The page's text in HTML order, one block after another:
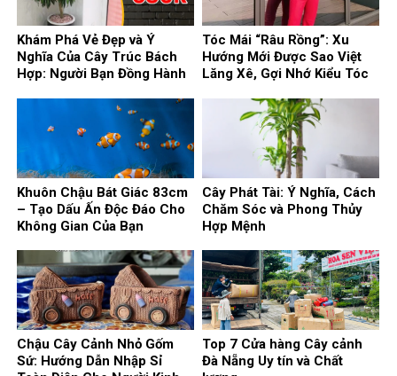
Khám Phá Vẻ Đẹp và Ý
Nghĩa Của Cây Trúc Bách
Hợp: Người Bạn Đồng Hành
Tóc Mái “Râu Rồng”: Xu
Hướng Mới Được Sao Việt
Lăng Xê, Gợi Nhớ Kiểu Tóc
Khuôn Chậu Bát Giác 83cm
– Tạo Dấu Ấn Độc Đáo Cho
Không Gian Của Bạn
Cây Phát Tài: Ý Nghĩa, Cách
Chăm Sóc và Phong Thủy
Hợp Mệnh
Chậu Cây Cảnh Nhỏ Gốm
Sứ: Hướng Dẫn Nhập Sỉ
Top 7 Cửa hàng Cây cảnh
Đà Nẵng Uy tín và Chất